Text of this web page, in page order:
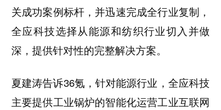
关成功案例标杆，并迅速完成全行业复制，
全应科技选择从能源和纺织行业切入并做
深，提供针对性的完整解决方案。
夏建涛告诉36氪，针对能源行业，全应科技
主要提供工业锅炉的智能化运营工业互联网